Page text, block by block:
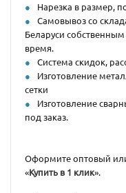
Нарезка в размер,
Самовывоз со
Беларуси
время.
Система скидок,
Изготовление
сетки
Изготовление
под заказ.
Оформите оптовый
«Купить в 1 клик».